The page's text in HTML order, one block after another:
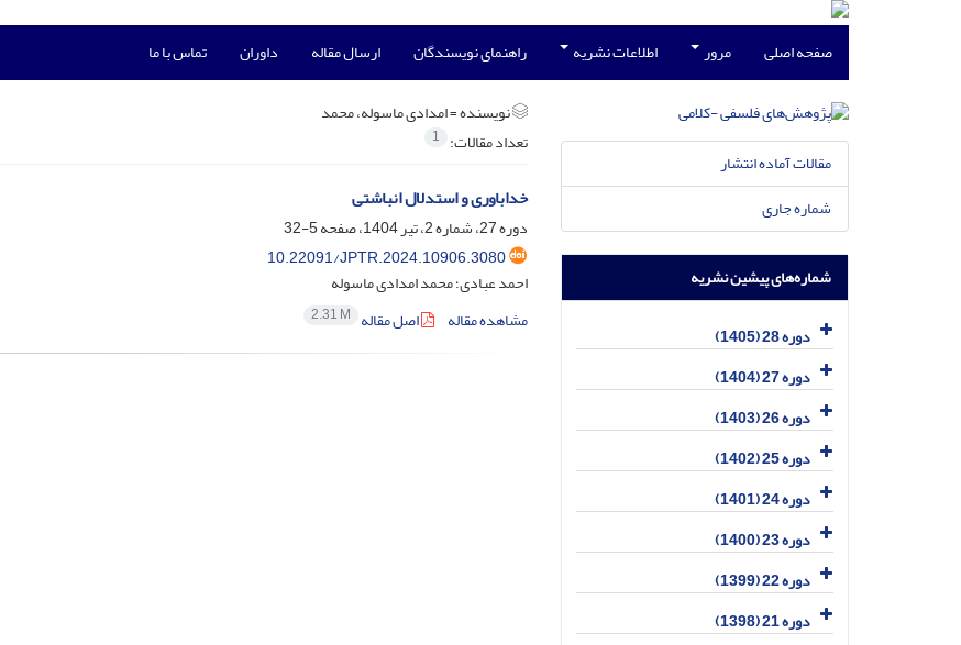
صفحه اصلی مرور اطلاعات نشریه راهنمای نویسندگان ارسال مقاله داوران تماس با ما
نویسنده =امدادی ماسوله، محمد
تعداد مقالات: 1
خداباوری و استدلال انباشتی
دوره 27، شماره 2، تیر 1404، صفحه
5-32
10.22091/JPTR.2024.10906.3080
احمد عبادی؛ محمد امدادی ماسوله
مشاهده مقاله
اصل مقاله 2.31 M
مقالات آماده انتشار
شماره جاری
شماره‌های پیشین نشریه
دوره 28 (1405)
دوره 27 (1404)
دوره 26 (1403)
دوره 25 (1402)
دوره 24 (1401)
دوره 23 (1400)
دوره 22 (1399)
دوره 21 (1398)